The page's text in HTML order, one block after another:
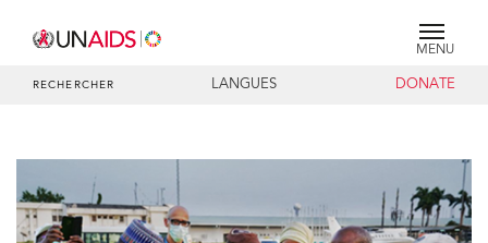
MENU
RECHERCHER LANGUES DONATE